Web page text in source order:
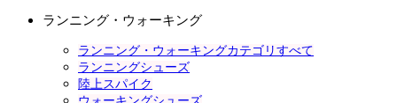
ランニング・ウォーキング
ランニング・ウォーキングカテゴリすべて
ランニングシューズ
陸上スパイク